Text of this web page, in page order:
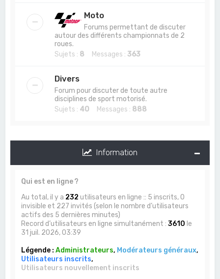
Moto
Forums permettant de discuter
autour des différents championnats de 2
roues.
Sujets : 8 Messages : 363
Divers
Forum pour discuter de toute autre
disciplines de sport motorisé.
Sujets : 40 Messages : 888
Information
Qui est en ligne ?
Au total, il y a 232 utilisateurs en ligne :: 5 inscrits, 0
invisible et 227 invités (selon le nombre d’utilisateurs
actifs des 5 dernières minutes)
Record d’utilisateurs en ligne simultanément :3610 le
31 juil. 2026, 03:39
Légende :Administrateurs, Modérateurs généraux,
Utilisateurs inscrits,
Utilisateurs nouvellement inscrits